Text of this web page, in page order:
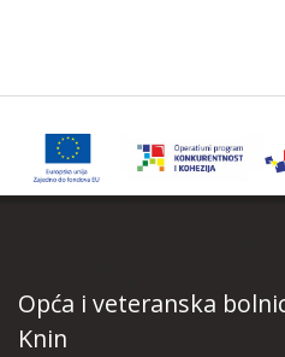
Opća i veteranska
Knin